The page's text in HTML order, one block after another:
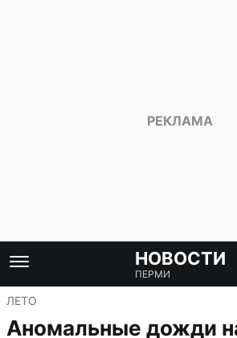
НОВОСТИ
ПЕРМИ
ЛЕТО
Аномальные дожди